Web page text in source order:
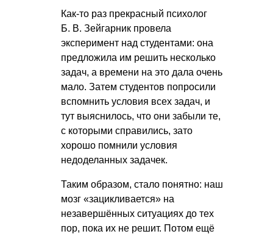
Как-то раз прекрасный психолог
Б. В. Зейгарник провела
эксперимент над студентами: она
предложила им решить несколько
задач, а времени на это дала очень
мало. Затем студентов попросили
вспомнить условия всех задач, и
тут выяснилось, что они забыли те,
с которыми справились, зато
хорошо помнили условия
недоделанных задачек.
Таким образом, стало понятно: наш
мозг «зацикливается» на
незавершённых ситуациях до тех
пор, пока их не решит. Потом ещё